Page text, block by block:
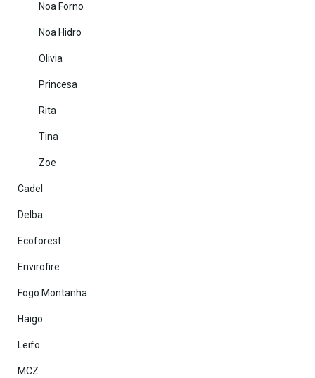
Noa Forno
Noa Hidro
Olivia
Princesa
Rita
Tina
Zoe
Cadel
Delba
Ecoforest
Envirofire
Fogo Montanha
Haigo
Leifo
MCZ